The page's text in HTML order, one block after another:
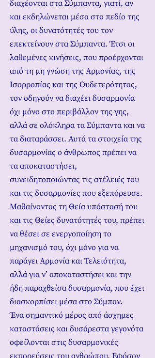
διαχέονται στα Σύμπαντα, γιατί, αν
και εκδηλώνεται μέσα στο πεδίο της
ύλης, οι δυνατότητές του τον
επεκτείνουν στα Σύμπαντα. Έτσι οι
λαθεμένες κινήσεις, που προέρχονται
από τη μη γνώση της Αρμονίας, της
Ισορροπίας και της Ουδετερότητας,
τον οδηγούν να διαχέει δυσαρμονία
όχι μόνο στο περιβάλλον της γης,
αλλά σε ολόκληρα τα Σύμπαντα και να
τα διαταράσσει. Αυτά τα στοιχεία της
δυσαρμονίας ο άνθρωπος πρέπει να
τα αποκαταστήσει,
συνειδητοποιώντας τις ατέλειές του
και τις δυσαρμονίες που εξεπόρευσε.
Μαθαίνοντας τη Θεία υπόστασή του
και τις Θείες δυνατότητές του, πρέπει
να θέσει σε ενεργοποίηση το
μηχανισμό του, όχι μόνο για να
παράγει Αρμονία και Τελειότητα,
αλλά για ν’ αποκαταστήσει και την
ήδη παραχθείσα δυσαρμονία, που έχει
διασκορπίσει μέσα στο Σύμπαν.
Ένα σημαντικό μέρος από άσχημες
καταστάσεις και δυσάρεστα γεγονότα
οφείλονται στις δυσαρμονικές